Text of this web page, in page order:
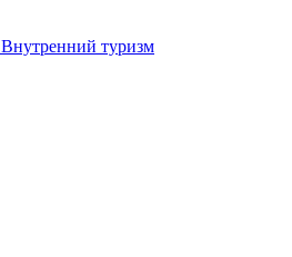
Внутренний туризм